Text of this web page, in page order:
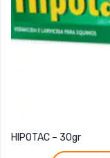
HIPOTAC – 30gr